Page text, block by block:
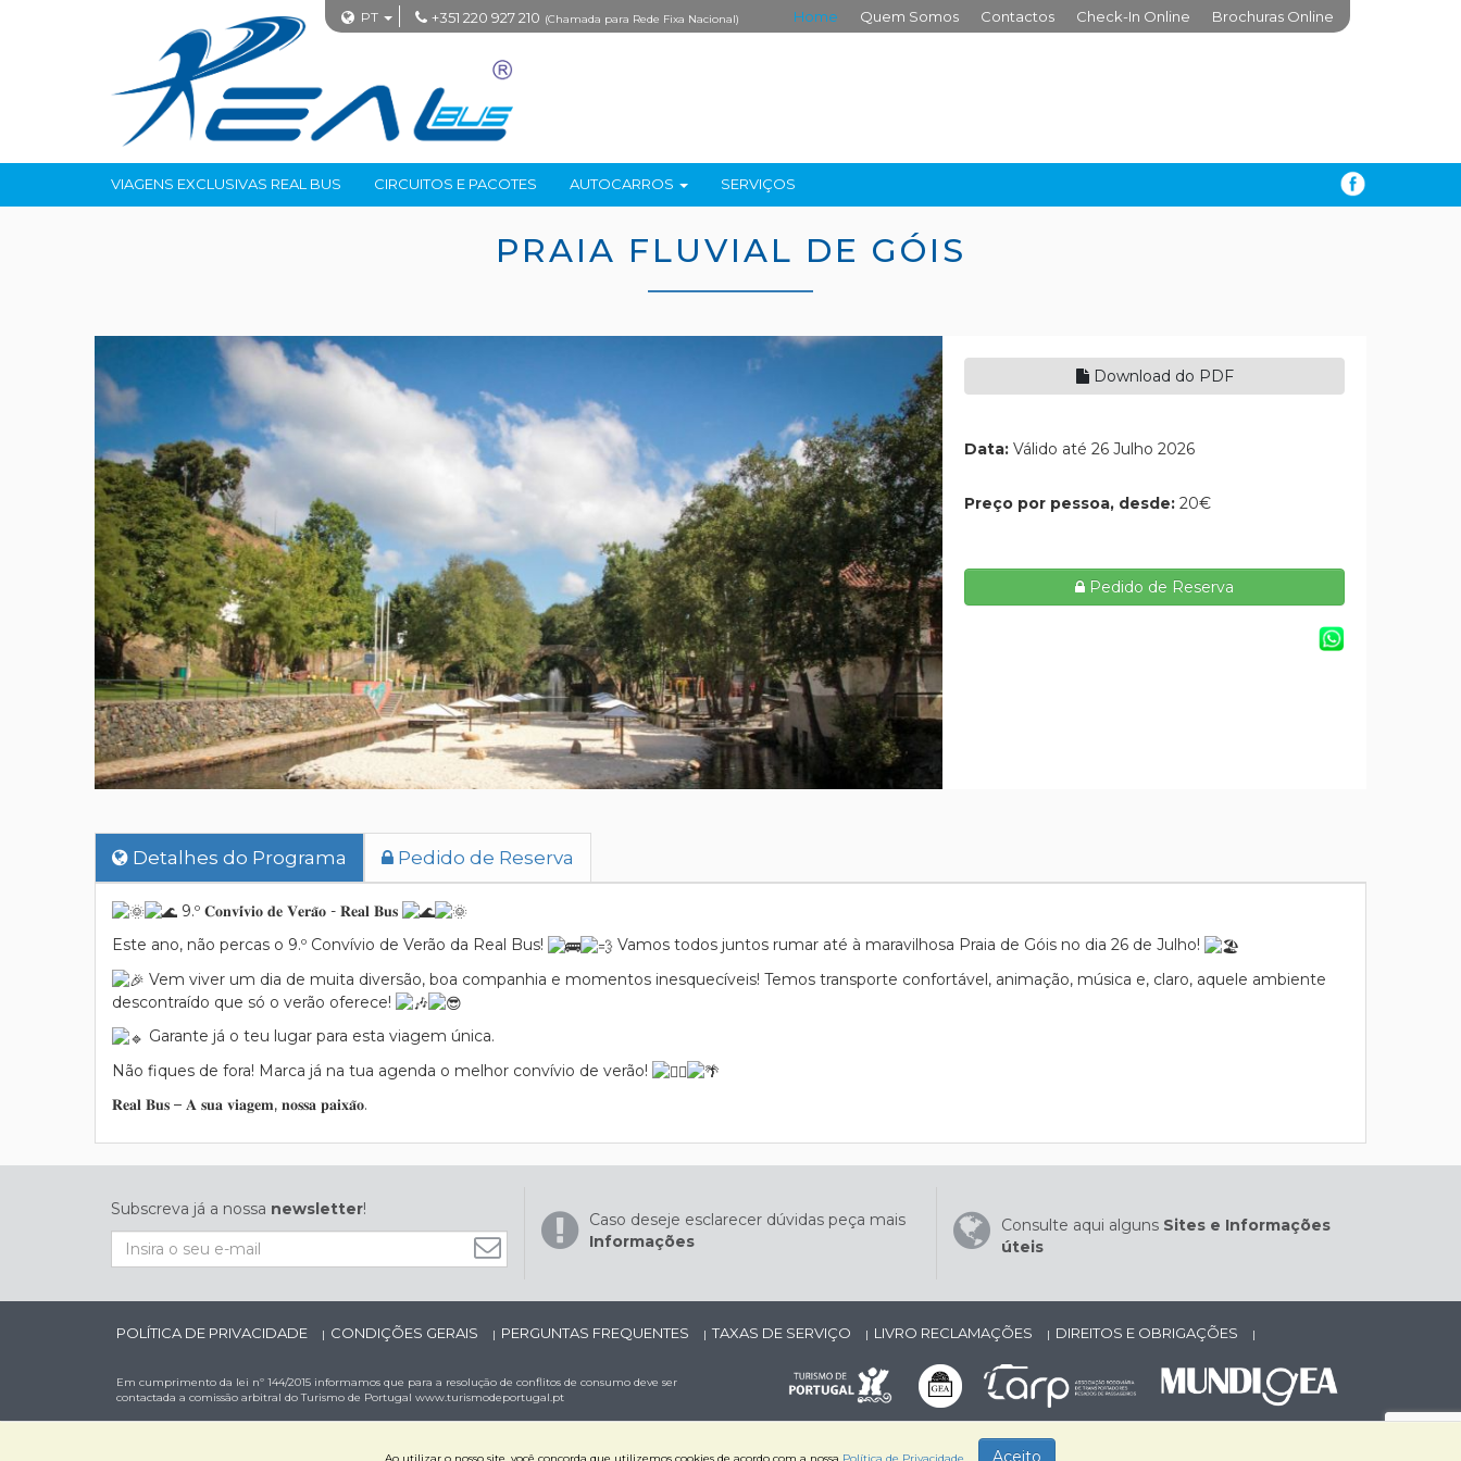
PT +351 220 927 210 (Chamada para Rede Fixa Nacional) Home Quem Somos Contactos Check-In Online Brochuras Online
VIAGENS EXCLUSIVAS REAL BUS CIRCUITOS E PACOTES AUTOCARROS SERVIÇOS
PRAIA FLUVIAL DE GÓIS
Download do PDF
Data: Válido até 26 Julho 2026
Preço por pessoa, desde: 20€
Pedido de Reserva
Detalhes do Programa Pedido de Reserva
9.º 𝐂𝐨𝐧𝐯𝐢́𝐯𝐢𝐨 𝐝𝐞 𝐕𝐞𝐫𝐚̃𝐨 - 𝐑𝐞𝐚𝐥 𝐁𝐮𝐬
Este ano, não percas o 9.º Convívio de Verão da Real Bus!
Vamos todos juntos rumar até à maravilhosa Praia de Góis no dia 26 de Julho!
Vem viver um dia de muita diversão, boa companhia e momentos inesquecíveis! Temos transporte confortável, animação, música e, claro, aquele ambiente
descontraído que só o verão oferece!
Garante já o teu lugar para esta viagem única.
Não fiques de fora! Marca já na tua agenda o melhor convívio de verão!
𝐑𝐞𝐚𝐥 𝐁𝐮𝐬 – 𝐀 𝐬𝐮𝐚 𝐯𝐢𝐚𝐠𝐞𝐦, 𝐧𝐨𝐬𝐬𝐚 𝐩𝐚𝐢𝐱𝐚̃𝐨.
Subscreva já a nossa newsletter!
Caso deseje esclarecer dúvidas peça mais
Informações
Consulte aqui alguns Sites e Informações
úteis
POLÍTICA DE PRIVACIDADE | CONDIÇÕES GERAIS | PERGUNTAS FREQUENTES | TAXAS DE SERVIÇO | LIVRO RECLAMAÇÕES | DIREITOS E OBRIGAÇÕES |
Em cumprimento da lei nº 144/2015 informamos que para a resolução de conflitos de consumo deve ser
contactada a comissão arbitral do Turismo de Portugal www.turismodeportugal.pt
Aceito